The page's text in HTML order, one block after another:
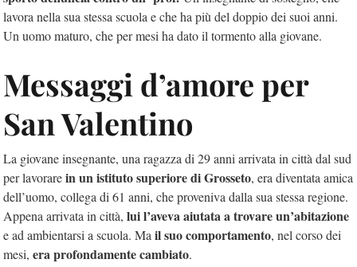
lavora nella sua stessa scuola e che ha più del doppio dei suoi anni.
Un uomo maturo, che per mesi ha dato il tormento alla giovane.
Messaggi d’amore per
San Valentino
La giovane insegnante, una ragazza di 29 anni arrivata in città dal sud
per lavorarein un istituto superiore di Grosseto, era diventata amica
dell’uomo, collega di 61 anni, che proveniva dalla sua stessa regione.
Appena arrivata in città, lui l’aveva aiutata a trovare un’abitazione
e ad ambientarsi a scuola. Ma il suo comportamento, nel corso dei
mesi, era profondamente cambiato.